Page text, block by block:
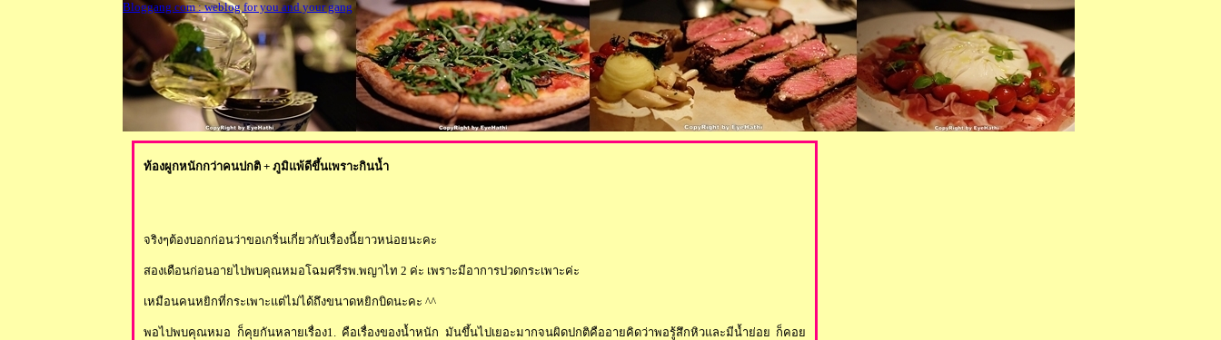
Bloggang.com : weblog for you and your gang
ท้องผูกหนักกว่าคนปกติ + ภูมิแพ้ดีขึ้นเพราะกินน้ำ
จริงๆต้องบอกก่อนว่าขอเกริ่นเกี่ยวกับเรื่องนี้ยาวหน่อยนะคะ
สองเดือนก่อนอายไปพบคุณหมอโฉมศรีรพ.พญาไท 2 ค่ะ เพราะมีอาการปวดกระเพาะค่ะ
เหมือนคนหยิกที่กระเพาะแต่ไม่ได้ถึงขนาดหยิกบิดนะคะ ^^
พอไปพบคุณหมอ ก็คุยกันหลายเรื่อง1. คือเรื่องของน้ำหนัก มันขึ้นไปเยอะมากจนผิดปกติคืออายคิดว่าพอรู้สึกหิวและมีน้ำย่อย ก็คอ